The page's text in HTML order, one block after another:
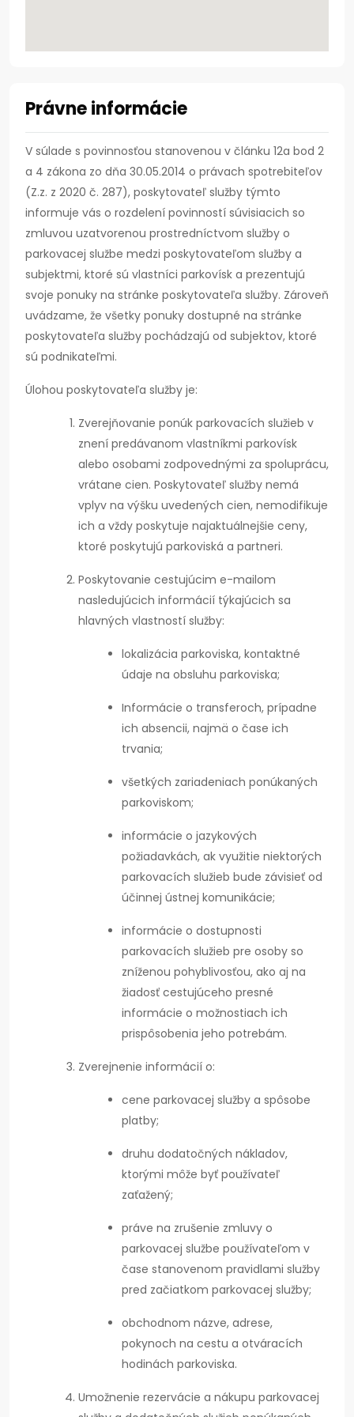
Právne informácie
V súlade s povinnosťou stanovenou v článku 12a bod 2
a 4 zákona zo dňa 30.05.2014 o právach spotrebiteľov
(Z.z. z 2020 č. 287), poskytovateľ služby týmto
informuje vás o rozdelení povinností súvisiacich so
zmluvou uzatvorenou prostredníctvom služby o
parkovacej službe medzi poskytovateľom služby a
subjektmi, ktoré sú vlastníci parkovísk a prezentujú
svoje ponuky na stránke poskytovateľa služby. Zároveň
uvádzame, že všetky ponuky dostupné na stránke
poskytovateľa služby pochádzajú od subjektov, ktoré
sú podnikateľmi.
Úlohou poskytovateľa služby je:
Zverejňovanie ponúk parkovacích služieb v
znení predávanom vlastníkmi parkovísk
alebo osobami zodpovednými za spoluprácu,
vrátane cien. Poskytovateľ služby nemá
vplyv na výšku uvedených cien, nemodifikuje
ich a vždy poskytuje najaktuálnejšie ceny,
ktoré poskytujú parkoviská a partneri.
Poskytovanie cestujúcim e-mailom
nasledujúcich informácií týkajúcich sa
hlavných vlastností služby:
lokalizácia parkoviska, kontaktné
údaje na obsluhu parkoviska;
Informácie o transferoch, prípadne
ich absencii, najmä o čase ich
trvania;
všetkých zariadeniach ponúkaných
parkoviskom;
informácie o jazykových
požiadavkách, ak využitie niektorých
parkovacích služieb bude závisieť od
účinnej ústnej komunikácie;
informácie o dostupnosti
parkovacích služieb pre osoby so
zníženou pohyblivosťou, ako aj na
žiadosť cestujúceho presné
informácie o možnostiach ich
prispôsobenia jeho potrebám.
Zverejnenie informácií o:
cene parkovacej služby a spôsobe
platby;
druhu dodatočných nákladov,
ktorými môže byť používateľ
zaťažený;
práve na zrušenie zmluvy o
parkovacej službe používateľom v
čase stanovenom pravidlami služby
pred začiatkom parkovacej služby;
obchodnom názve, adrese,
pokynoch na cestu a otváracích
hodinách parkoviska.
Umožnenie rezervácie a nákupu parkovacej